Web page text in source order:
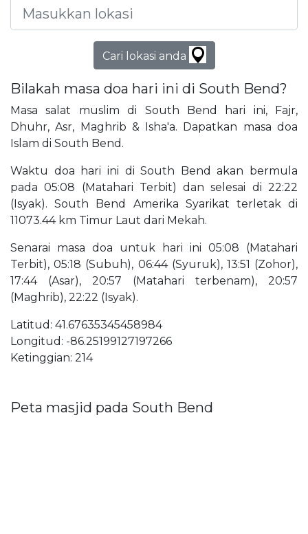
Cari lokasi anda
Bilakah masa doa hari ini di South Bend?
Masa salat muslim di South Bend hari ini, Fajr,
Dhuhr, Asr, Maghrib & Isha'a. Dapatkan masa doa
Islam di South Bend.
Waktu doa hari ini di South Bend akan bermula
pada 05:08 (Matahari Terbit) dan selesai di 22:22
(Isyak). South Bend Amerika Syarikat terletak di
11073.44 km Timur Laut dari Mekah.
Senarai masa doa untuk hari ini 05:08 (Matahari
Terbit), 05:18 (Subuh), 06:44 (Syuruk), 13:51 (Zohor),
17:44 (Asar), 20:57 (Matahari terbenam), 20:57
(Maghrib), 22:22 (Isyak).
Latitud: 41.67635345458984
Longitud: -86.25199127197266
Ketinggian: 214
Peta masjid pada South Bend